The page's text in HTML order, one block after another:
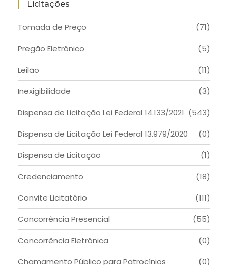
Licitações
Tomada de Preço
(71)
Pregão Eletrônico
(5)
Leilão
(11)
Inexigibilidade
(3)
Dispensa de Licitação Lei Federal 14.133/2021 (543)
Dispensa de Licitação Lei Federal 13.979/2020
(0)
Dispensa de Licitação
(1)
Credenciamento
(18)
Convite Licitatório
(111)
Concorrência Presencial
(55)
Concorrência Eletrônica
(0)
Chamamento Público para Patrocínios
(0)